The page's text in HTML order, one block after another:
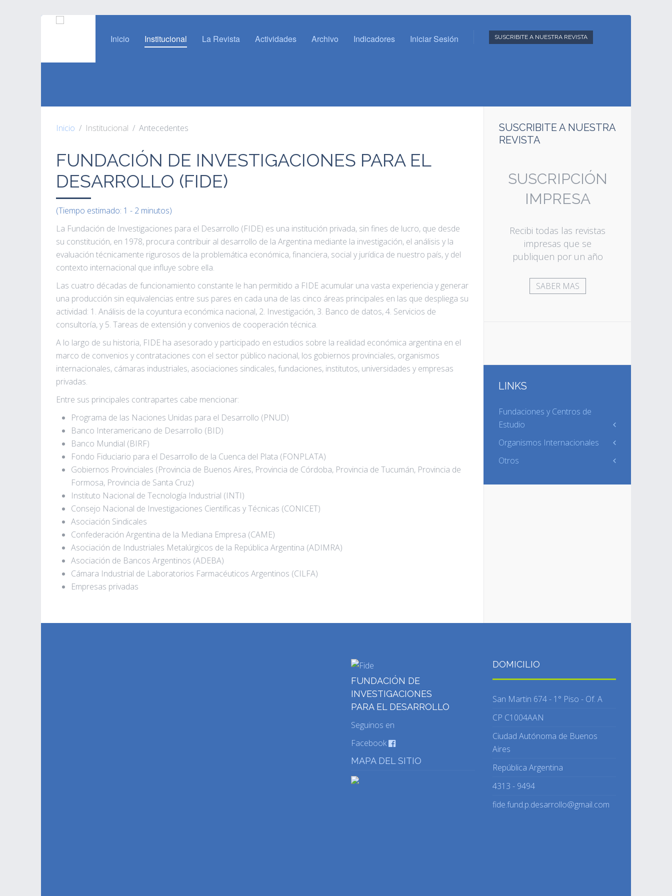
Inicio Institucional La Revista Actividades Archivo Indicadores Iniciar Sesión SUSCRIBITE A NUESTRA REVISTA
Inicio Institucional Antecedentes
FUNDACIÓN DE INVESTIGACIONES PARA EL
DESARROLLO (FIDE)
(Tiempo estimado: 1 - 2 minutos)
La Fundación de Investigaciones para el Desarrollo (FIDE) es una institución privada, sin fines de lucro, que desde
su constitución, en 1978, procura contribuir al desarrollo de la Argentina mediante la investigación, el análisis y la
evaluación técnicamente rigurosos de la problemática económica, financiera, social y jurídica de nuestro país, y del
contexto internacional que influye sobre ella.
Las cuatro décadas de funcionamiento constante le han permitido a FIDE acumular una vasta experiencia y generar
una producción sin equivalencias entre sus pares en cada una de las cinco áreas principales en las que despliega su
actividad: 1. Análisis de la coyuntura económica nacional, 2. Investigación, 3. Banco de datos, 4. Servicios de
consultoría, y 5. Tareas de extensión y convenios de cooperación técnica.
A lo largo de su historia, FIDE ha asesorado y participado en estudios sobre la realidad económica argentina en el
marco de convenios y contrataciones con el sector público nacional, los gobiernos provinciales, organismos
internacionales, cámaras industriales, asociaciones sindicales, fundaciones, institutos, universidades y empresas
privadas.
Entre sus principales contrapartes cabe mencionar:
Programa de las Naciones Unidas para el Desarrollo (PNUD)
Banco Interamericano de Desarrollo (BID)
Banco Mundial (BIRF)
Fondo Fiduciario para el Desarrollo de la Cuenca del Plata (FONPLATA)
Gobiernos Provinciales (Provincia de Buenos Aires, Provincia de Córdoba, Provincia de Tucumán, Provincia de
Formosa, Provincia de Santa Cruz)
Instituto Nacional de Tecnología Industrial (INTI)
Consejo Nacional de Investigaciones Científicas y Técnicas (CONICET)
Asociación Sindicales
Confederación Argentina de la Mediana Empresa (CAME)
Asociación de Industriales Metalúrgicos de la República Argentina (ADIMRA)
Asociación de Bancos Argentinos (ADEBA)
Cámara Industrial de Laboratorios Farmacéuticos Argentinos (CILFA)
Empresas privadas
SUSCRIBITE A NUESTRA
REVISTA
SUSCRIPCIÓN
IMPRESA
Recibi todas las revistas
impresas que se
publiquen por un año
SABER MAS
LINKS
Fundaciones y Centros de
Estudio
Organismos Internacionales
Otros
FUNDACIÓN DE
INVESTIGACIONES
PARA EL DESARROLLO
Seguinos en
Facebook
MAPA DEL SITIO
DOMICILIO
San Martin 674 - 1° Piso - Of. A
CP C1004AAN
Ciudad Autónoma de Buenos
Aires
República Argentina
4313 - 9494
fide.fund.p.desarrollo@gmail.com